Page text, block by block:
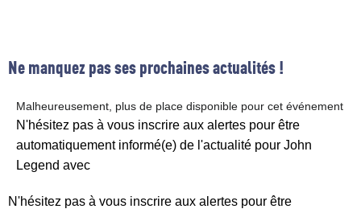
Ne manquez pas ses prochaines actualités !
Malheureusement, plus de place disponible pour cet événement
N'hésitez pas à vous inscrire aux alertes pour être
automatiquement informé(e) de l'actualité pour John
Legend avec
N'hésitez pas à vous inscrire aux alertes pour être